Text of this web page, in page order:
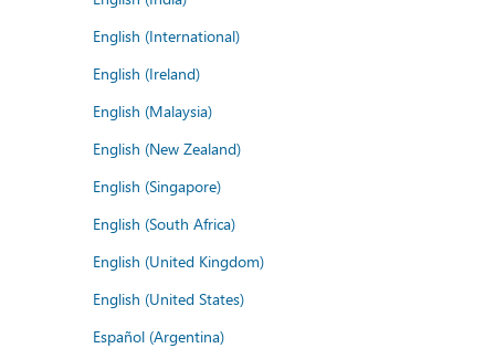
English (International)
English (Ireland)
English (Malaysia)
English (New Zealand)
English (Singapore)
English (South Africa)
English (United Kingdom)
English (United States)
Español (Argentina)